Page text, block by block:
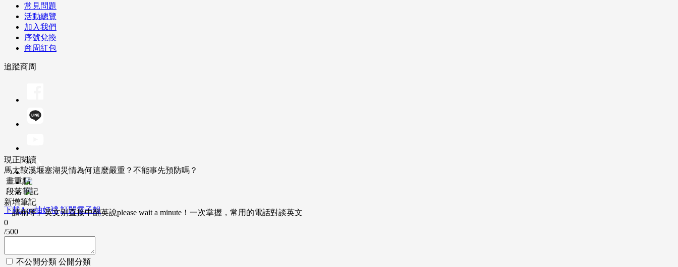
常見問題
活動總覽
加入我們
序號兌換
商周紅包
追蹤商周
下載App抽好禮 訂閱電子報
現正閱讀
馬太鞍溪堰塞湖災情為何這麼嚴重？不能事先預防嗎？
畫重點
段落筆記
新增筆記
「請稍等」英文別直接中翻英說please wait a minute！一次掌握，常用的電話對談英文
0
/500
不公開分類 公開分類